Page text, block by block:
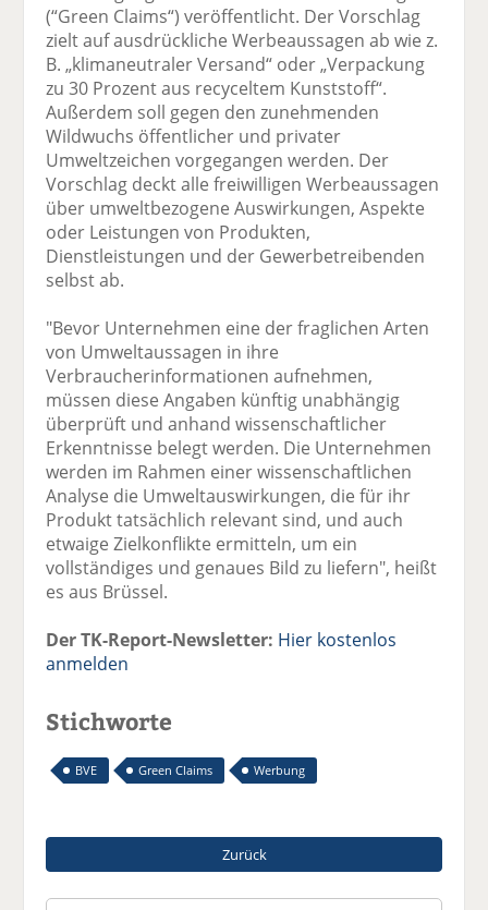
(“Green Claims“) veröffentlicht. Der Vorschlag
zielt auf ausdrückliche Werbeaussagen ab wie z.
B. „klimaneutraler Versand“ oder „Verpackung
zu 30 Prozent aus recyceltem Kunststoff“.
Außerdem soll gegen den zunehmenden
Wildwuchs öffentlicher und privater
Umweltzeichen vorgegangen werden. Der
Vorschlag deckt alle freiwilligen Werbeaussagen
über umweltbezogene Auswirkungen, Aspekte
oder Leistungen von Produkten,
Dienstleistungen und der Gewerbetreibenden
selbst ab.
"Bevor Unternehmen eine der fraglichen Arten
von Umweltaussagen in ihre
Verbraucherinformationen aufnehmen,
müssen diese Angaben künftig unabhängig
überprüft und anhand wissenschaftlicher
Erkenntnisse belegt werden. Die Unternehmen
werden im Rahmen einer wissenschaftlichen
Analyse die Umweltauswirkungen, die für ihr
Produkt tatsächlich relevant sind, und auch
etwaige Zielkonflikte ermitteln, um ein
vollständiges und genaues Bild zu liefern", heißt
es aus Brüssel.
Der TK-Report-Newsletter: Hier kostenlos
anmelden
Stichworte
BVE Green Claims Werbung
Zurück